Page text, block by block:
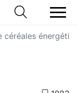
céréales